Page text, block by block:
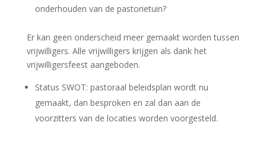
onderhouden van de pastorietuin?
Er kan geen onderscheid meer gemaakt worden tussen
vrijwilligers. Alle vrijwilligers krijgen als dank het
vrijwilligersfeest aangeboden.
Status SWOT: pastoraal beleidsplan wordt nu
gemaakt, dan besproken en zal dan aan de
voorzitters van de locaties worden voorgesteld.